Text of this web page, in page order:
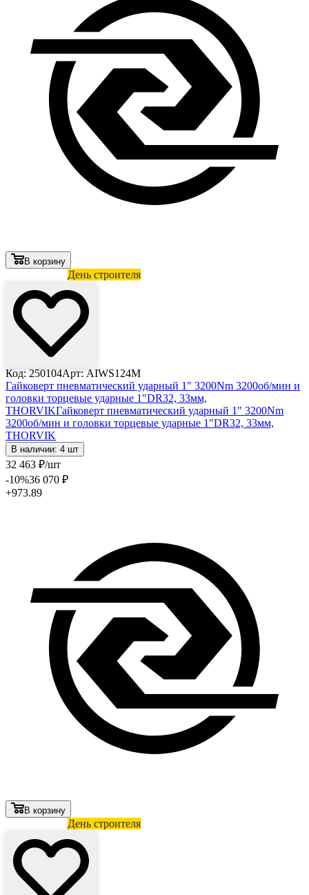
В корзину
День строителя
Код: 250104Арт: AIWS124M
Гайковерт пневматический ударный 1" 3200Nm 3200об/мин и
головки торцевые ударные 1"DR32, 33мм,
THORVIKГайковерт пневматический ударный 1" 3200Nm
3200об/мин и головки торцевые ударные 1"DR32, 33мм,
THORVIK
В наличии: 4 шт
32 463 ₽/шт
-10%36 070 ₽
+973.89
В корзину
День строителя